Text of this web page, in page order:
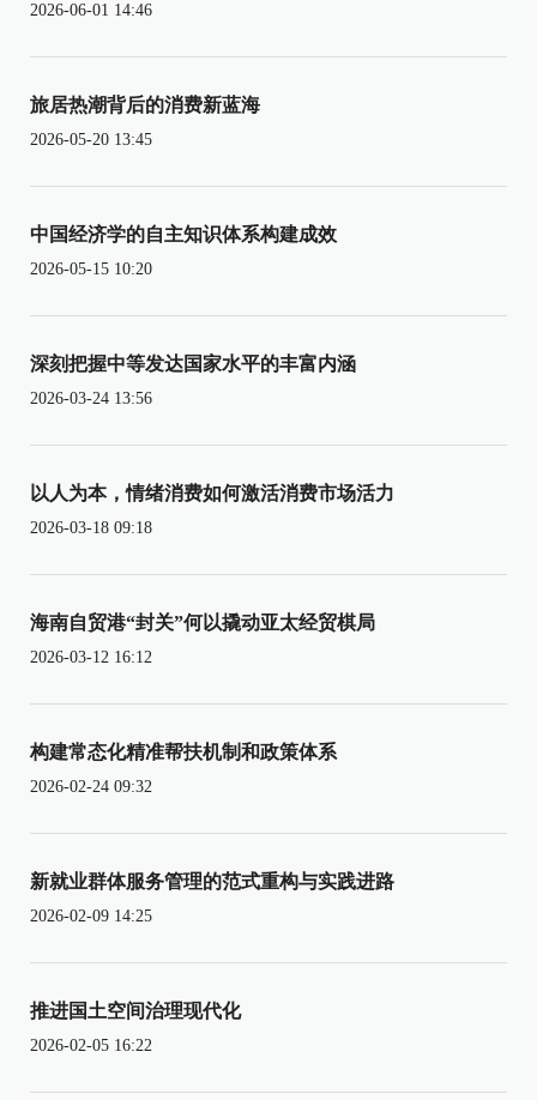
2026-06-01 14:46
旅居热潮背后的消费新蓝海
2026-05-20 13:45
中国经济学的自主知识体系构建成效
2026-05-15 10:20
深刻把握中等发达国家水平的丰富内涵
2026-03-24 13:56
以人为本，情绪消费如何激活消费市场活力
2026-03-18 09:18
海南自贸港“封关”何以撬动亚太经贸棋局
2026-03-12 16:12
构建常态化精准帮扶机制和政策体系
2026-02-24 09:32
新就业群体服务管理的范式重构与实践进路
2026-02-09 14:25
推进国土空间治理现代化
2026-02-05 16:22